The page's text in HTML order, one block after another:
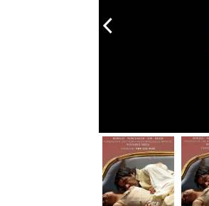
arrow_back_ios